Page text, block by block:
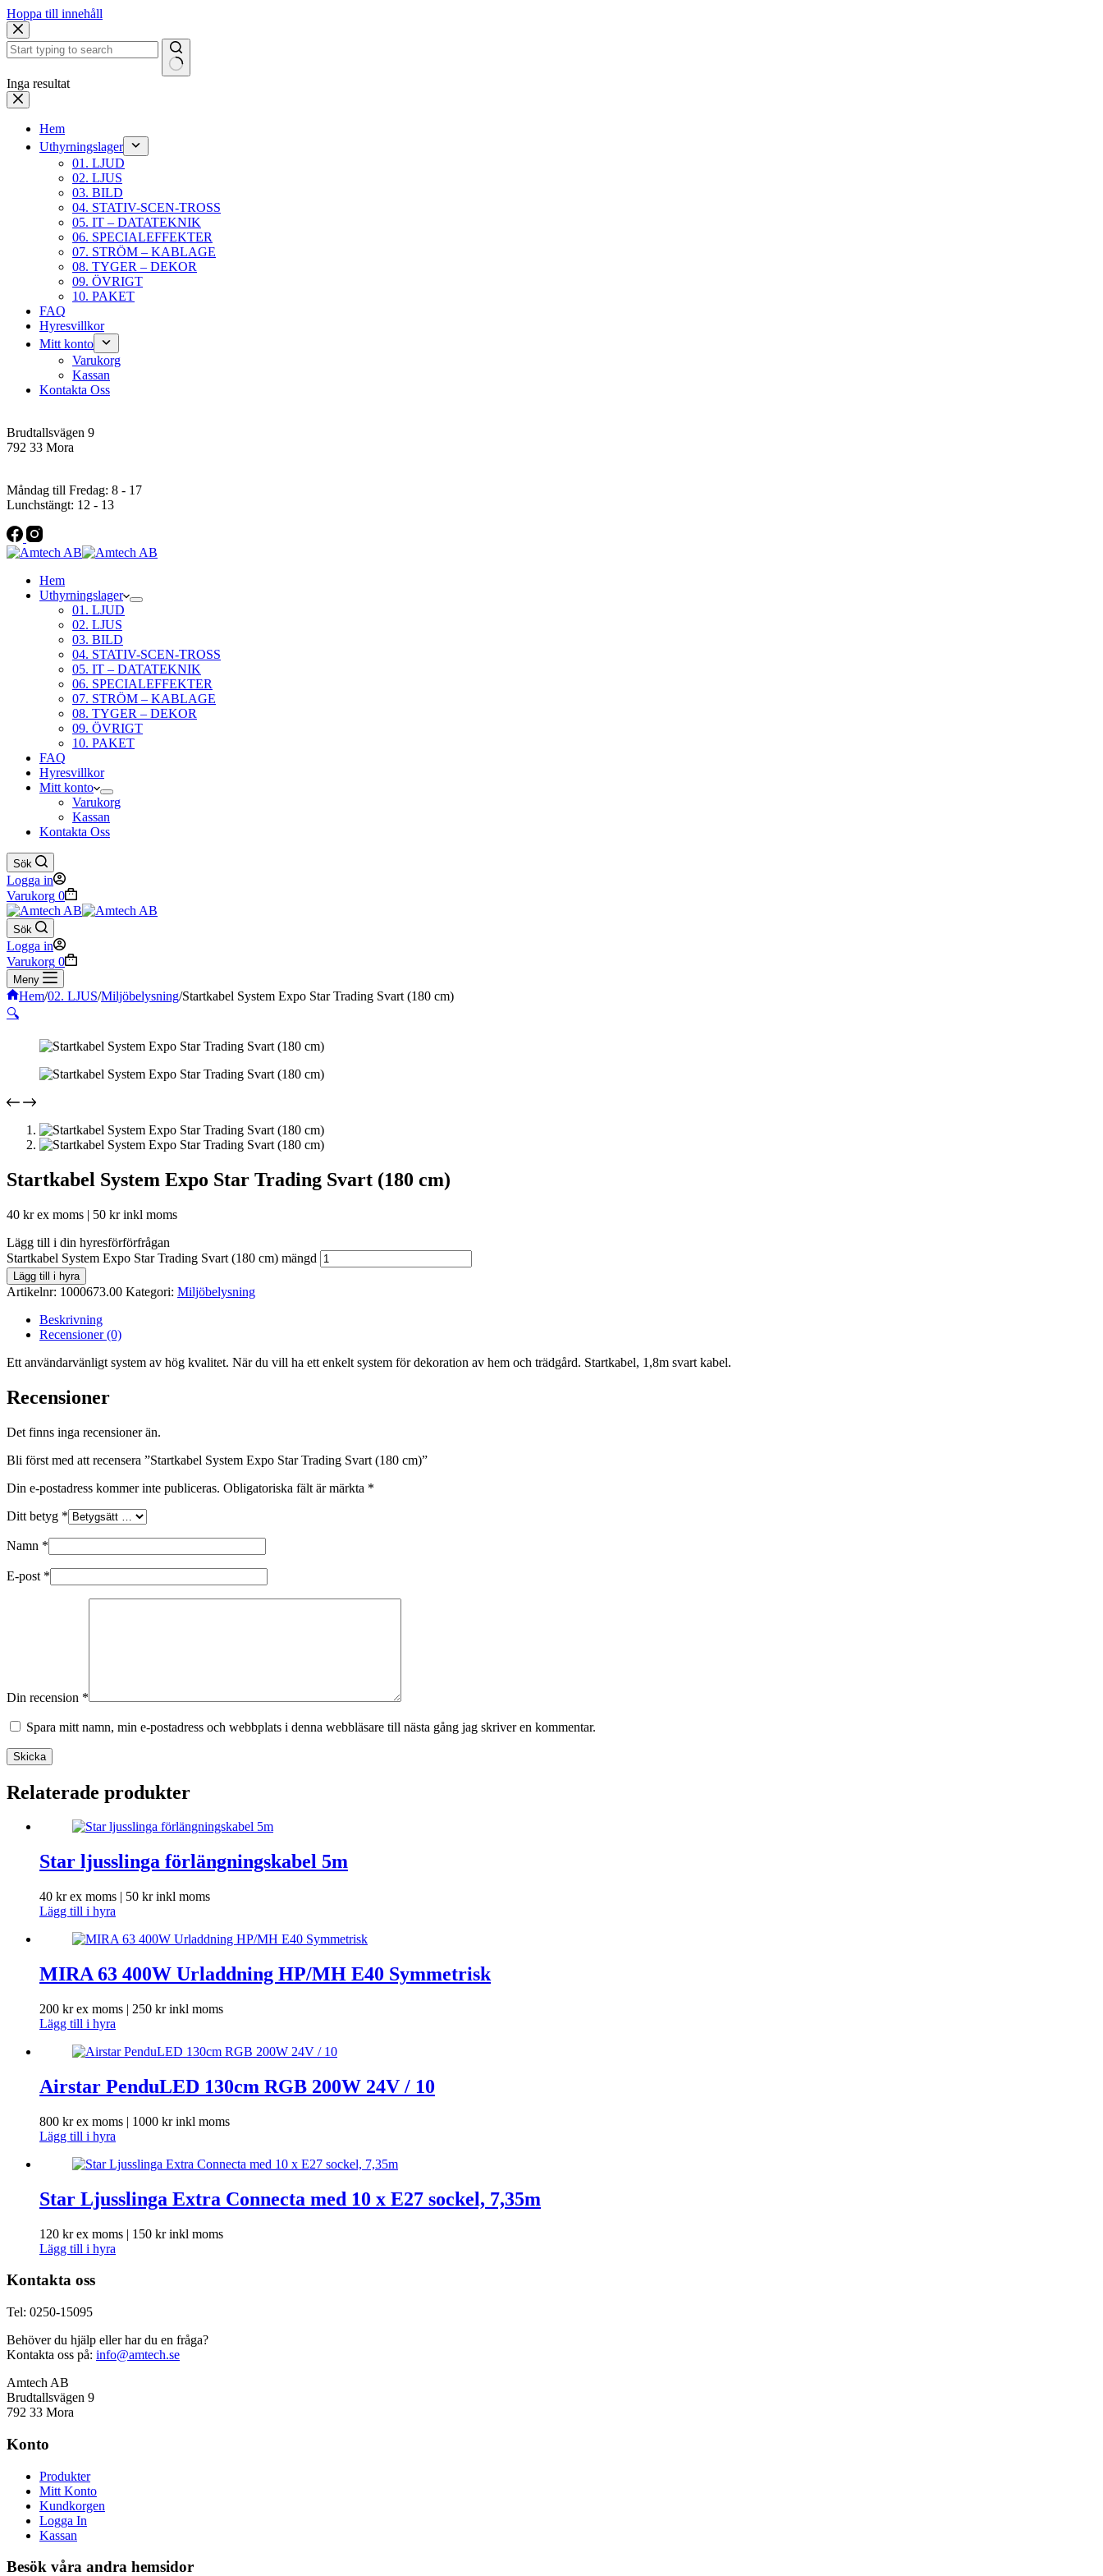
Hoppa till innehåll
Inga resultat
Hem
Uthyrningslager
01. LJUD
02. LJUS
03. BILD
04. STATIV-SCEN-TROSS
05. IT – DATATEKNIK
06. SPECIALEFFEKTER
07. STRÖM – KABLAGE
08. TYGER – DEKOR
09. ÖVRIGT
10. PAKET
FAQ
Hyresvillkor
Mitt konto
Varukorg
Kassan
Kontakta Oss
Brudtallsvägen 9
792 33 Mora
Måndag till Fredag: 8 - 17
Lunchstängt: 12 - 13
Hem
Uthyrningslager
01. LJUD
02. LJUS
03. BILD
04. STATIV-SCEN-TROSS
05. IT – DATATEKNIK
06. SPECIALEFFEKTER
07. STRÖM – KABLAGE
08. TYGER – DEKOR
09. ÖVRIGT
10. PAKET
FAQ
Hyresvillkor
Mitt konto
Varukorg
Kassan
Kontakta Oss
Sök
Logga in
Varukorg 0
Sök
Logga in
Varukorg 0
Meny
Hem/02. LJUS/Miljöbelysning/Startkabel System Expo Star Trading Svart (180 cm)
🔍
Startkabel System Expo Star Trading Svart (180 cm)
40 krex moms | 50 krinkl moms
Lägg till i din hyresförförfrågan
Startkabel System Expo Star Trading Svart (180 cm) mängd
Lägg till i hyra
Artikelnr: 1000673.00 Kategori: Miljöbelysning
Beskrivning
Recensioner (0)
Ett användarvänligt system av hög kvalitet. När du vill ha ett enkelt system för dekoration av hem och trädgård. Startkabel, 1,8m svart kabel.
Recensioner
Det finns inga recensioner än.
Bli först med att recensera ”Startkabel System Expo Star Trading Svart (180 cm)”
Din e-postadress kommer inte publiceras. Obligatoriska fält är märkta *
Ditt betyg *
Namn *
E-post *
Din recension *
Spara mitt namn, min e-postadress och webbplats i denna webbläsare till nästa gång jag skriver en kommentar.
Skicka
Relaterade produkter
Star ljusslinga förlängningskabel 5m
40 krex moms | 50 krinkl moms
Lägg till i hyra
MIRA 63 400W Urladdning HP/MH E40 Symmetrisk
200 krex moms | 250 krinkl moms
Lägg till i hyra
Airstar PenduLED 130cm RGB 200W 24V / 10
800 krex moms | 1000 krinkl moms
Lägg till i hyra
Star Ljusslinga Extra Connecta med 10 x E27 sockel, 7,35m
120 krex moms | 150 krinkl moms
Lägg till i hyra
Kontakta oss
Tel: 0250-15095
Behöver du hjälp eller har du en fråga?
Kontakta oss på: info@amtech.se
Amtech AB
Brudtallsvägen 9
792 33 Mora
Konto
Produkter
Mitt Konto
Kundkorgen
Logga In
Kassan
Besök våra andra hemsidor